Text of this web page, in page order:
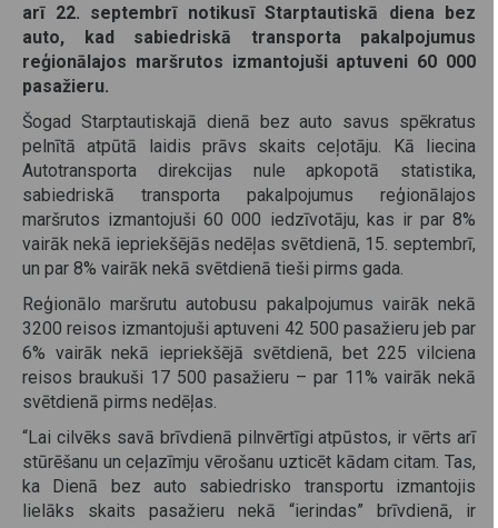
arī 22. septembrī notikusī Starptautiskā diena bez
auto, kad sabiedriskā transporta pakalpojumus
reģionālajos maršrutos izmantojuši aptuveni 60 000
pasažieru.
Šogad Starptautiskajā dienā bez auto savus spēkratus
pelnītā atpūtā laidis prāvs skaits ceļotāju. Kā liecina
Autotransporta direkcijas nule apkopotā statistika,
sabiedriskā transporta pakalpojumus reģionālajos
maršrutos izmantojuši 60 000 iedzīvotāju, kas ir par 8%
vairāk nekā iepriekšējās nedēļas svētdienā, 15. septembrī,
un par 8% vairāk nekā svētdienā tieši pirms gada.
Reģionālo maršrutu autobusu pakalpojumus vairāk nekā
3200 reisos izmantojuši aptuveni 42 500 pasažieru jeb par
6% vairāk nekā iepriekšējā svētdienā, bet 225 vilciena
reisos braukuši 17 500 pasažieru – par 11% vairāk nekā
svētdienā pirms nedēļas.
“Lai cilvēks savā brīvdienā pilnvērtīgi atpūstos, ir vērts arī
stūrēšanu un ceļazīmju vērošanu uzticēt kādam citam. Tas,
ka Dienā bez auto sabiedrisko transportu izmantojis
lielāks skaits pasažieru nekā “ierindas” brīvdienā, ir